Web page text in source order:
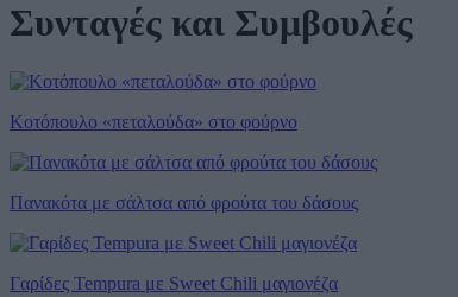
Συνταγές και Συμβουλές
Κοτόπουλο «πεταλούδα» στο φούρνο
Πανακότα με σάλτσα από φρούτα του δάσους
Γαρίδες Tempura με Sweet Chili μαγιονέζα